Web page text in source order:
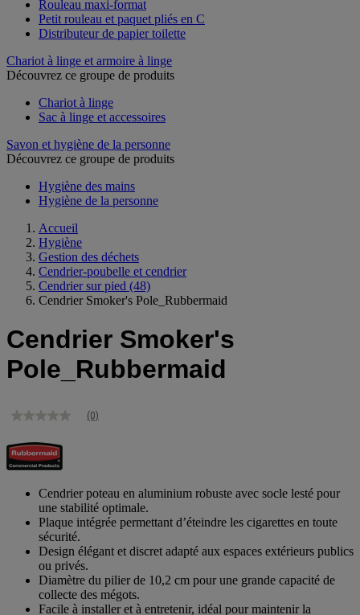
Rouleau maxi-format
Petit rouleau et paquet pliés en C
Distributeur de papier toilette
Chariot à linge et armoire à linge
Découvrez ce groupe de produits
Chariot à linge
Sac à linge et accessoires
Savon et hygiène de la personne
Découvrez ce groupe de produits
Hygiène des mains
Hygiène de la personne
Accueil
Hygiène
Gestion des déchets
Cendrier-poubelle et cendrier
Cendrier sur pied (48)
Cendrier Smoker's Pole_Rubbermaid
Cendrier Smoker's
Pole_Rubbermaid
Aucune
de
notation
Lien
même
page.
(0)
Cendrier poteau en aluminium robuste avec socle lesté pour
une stabilité optimale.
Plaque intégrée permettant d’éteindre les cigarettes en toute
sécurité.
Design élégant et discret adapté aux espaces extérieurs publics
ou privés.
Diamètre du pilier de 10,2 cm pour une grande capacité de
collecte des mégots.
Facile à installer et à entretenir, idéal pour maintenir la